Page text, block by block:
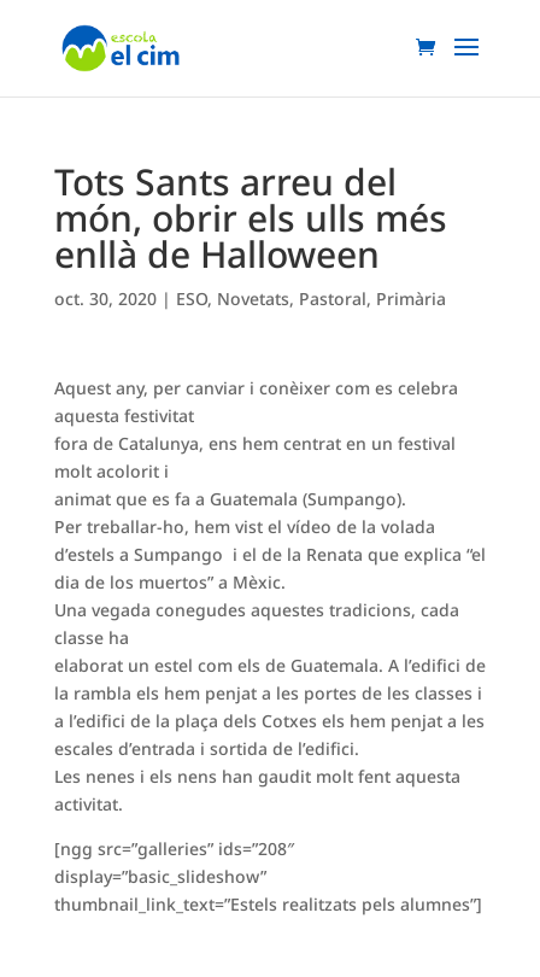
Tots Sants arreu del
món, obrir els ulls més
enllà de Halloween
oct. 30, 2020| ESO, Novetats, Pastoral, Primària
Aquest any, per canviar i conèixer com es celebra
aquesta festivitat
fora de Catalunya, ens hem centrat en un festival
molt acolorit i
animat que es fa a Guatemala (Sumpango).
Per treballar-ho, hem vist el vídeo de la volada
d’estels a Sumpango i el de la Renata que explica “el
dia de los muertos” a Mèxic.
Una vegada conegudes aquestes tradicions, cada
classe ha
elaborat un estel com els de Guatemala. A l’edifici de
la rambla els hem penjat a les portes de les classes i
a l’edifici de la plaça dels Cotxes els hem penjat a les
escales d’entrada i sortida de l’edifici.
Les nenes i els nens han gaudit molt fent aquesta
activitat.
[ngg src=”galleries” ids=”208″
display=”basic_slideshow”
thumbnail_link_text=”Estels realitzats pels alumnes”]